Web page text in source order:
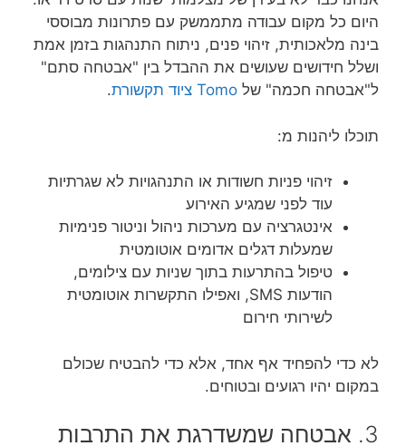
היום כל מקום עבודה מתממשק עם פתרונות מבוססי
בינה מלאכותית, זיהוי פנים, ניתוח התנהגות בזמן אמת
ושלל חידושים שעושים את ההבדל בין "אבטחה סתם"
ל"אבטחה חכמה" של Tomo ציוד תקשורת .
תוכלו ליהנות מ:
זיהוי פניות חשודות או התנהגויות לא שגרתיות
עוד לפני שמגיע האירוע
אינטגרציה עם מערכות ניהול וניטור פנימיות
שמעלות דגלים אדומים אוטומטית
טיפול בהתרעות בתוך שניות עם צילומים,
הודעות SMS, ואפילו התקשרות אוטומטית
לשירותי חירום
לא כדי להפחיד אף אחד, אלא כדי להבטיח שכולם
במקום יהיו רגועים ובטוחים.
3. אבטחה שמשדרגת את התרבות